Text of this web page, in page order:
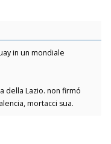
in un mondiale
della Lazio. non firmó
mortacci sua.